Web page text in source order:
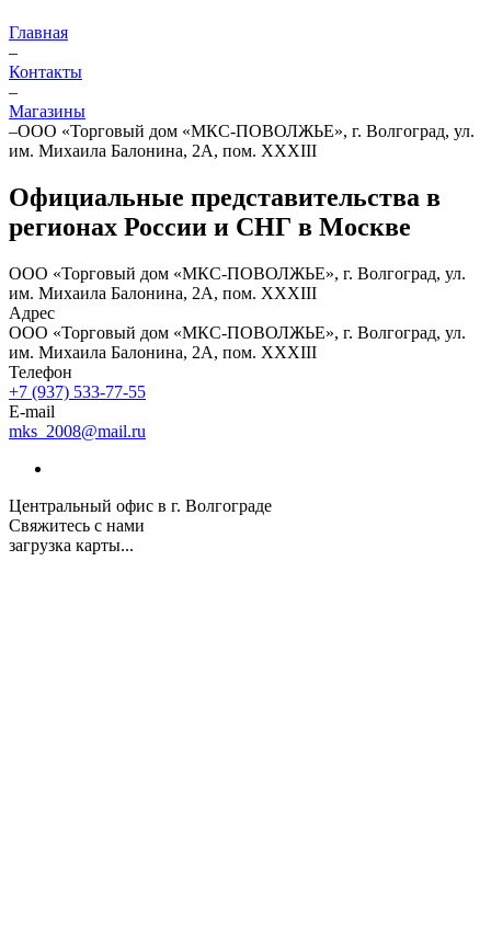
Главная
–
Контакты
–
Магазины
–ООО «Торговый дом «МКС-ПОВОЛЖЬЕ», г. Волгоград, ул.
им. Михаила Балонина, 2А, пом. XXXIII
Официальные представительства в
регионах России и СНГ в Москве
ООО «Торговый дом «МКС-ПОВОЛЖЬЕ», г. Волгоград, ул.
им. Михаила Балонина, 2А, пом. XXXIII
Адрес
ООО «Торговый дом «МКС-ПОВОЛЖЬЕ», г. Волгоград, ул.
им. Михаила Балонина, 2А, пом. XXXIII
Телефон
+7 (937) 533-77-55
E-mail
mks_2008@mail.ru
Центральный офис в г. Волгограде
Свяжитесь с нами
загрузка карты...